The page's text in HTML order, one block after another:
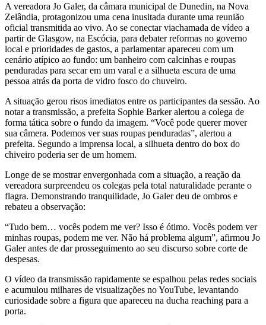
A vereadora Jo Galer, da câmara municipal de Dunedin, na Nova
Zelândia, protagonizou uma cena inusitada durante uma reunião
oficial transmitida ao vivo. Ao se conectar viachamada de vídeo a
partir de Glasgow, na Escócia, para debater reformas no governo
local e prioridades de gastos, a parlamentar apareceu com um
cenário atípico ao fundo: um banheiro com calcinhas e roupas
penduradas para secar em um varal e a silhueta escura de uma
pessoa atrás da porta de vidro fosco do chuveiro.
A situação gerou risos imediatos entre os participantes da sessão. Ao
notar a transmissão, a prefeita Sophie Barker alertou a colega de
forma tática sobre o fundo da imagem. “Você pode querer mover
sua câmera. Podemos ver suas roupas penduradas”, alertou a
prefeita. Segundo a imprensa local, a silhueta dentro do box do
chiveiro poderia ser de um homem.
Longe de se mostrar envergonhada com a situação, a reação da
vereadora surpreendeu os colegas pela total naturalidade perante o
flagra. Demonstrando tranquilidade, Jo Galer deu de ombros e
rebateu a observação:
“Tudo bem… vocês podem me ver? Isso é ótimo. Vocês podem ver
minhas roupas, podem me ver. Não há problema algum”, afirmou Jo
Galer antes de dar prosseguimento ao seu discurso sobre corte de
despesas.
O vídeo da transmissão rapidamente se espalhou pelas redes sociais
e acumulou milhares de visualizações no YouTube, levantando
curiosidade sobre a figura que apareceu na ducha reaching para a
porta.